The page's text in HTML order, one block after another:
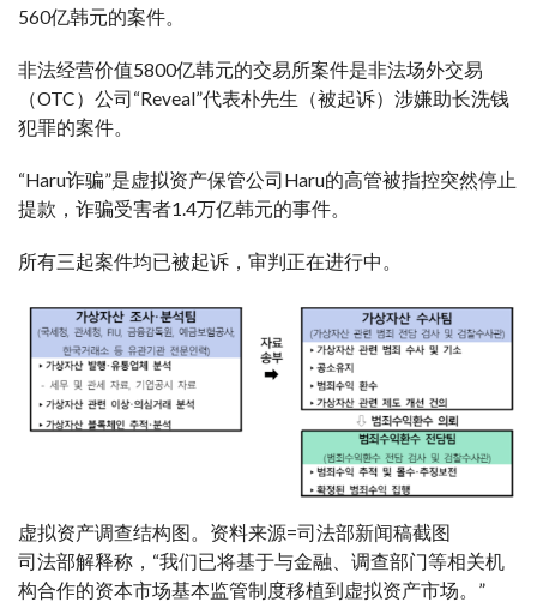
560亿韩元的案件。
非法经营价值5800亿韩元的交易所案件是非法场外交易
（OTC）公司“Reveal”代表朴先生（被起诉）涉嫌助长洗钱
犯罪的案件。
“Haru诈骗”是虚拟资产保管公司Haru的高管被指控突然停止
提款，诈骗受害者1.4万亿韩元的事件。
所有三起案件均已被起诉，审判正在进行中。
虚拟资产调查结构图。资料来源=司法部新闻稿截图
司法部解释称，“我们已将基于与金融、调查部门等相关机
构合作的资本市场基本监管制度移植到虚拟资产市场。”